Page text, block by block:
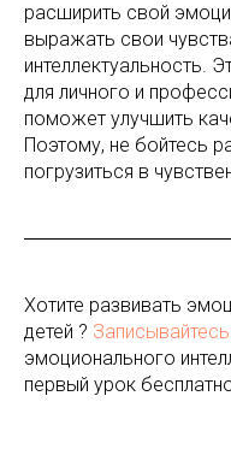
расширить свой
выражать свои
интеллектуальность.
для личного и
поможет улучшить
Поэтому, не бойтесь
погрузиться в
Хотите развивать
детей ? Записывайтесь
эмоционального
первый урок